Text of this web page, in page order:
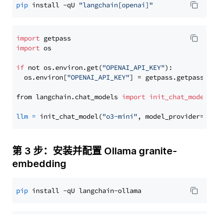
pip install -qU "langchain[openai]"
import
import os
if not os.environ.get("OPENAI_API_KEY"):
  os.environ[
"OPENAI_API_KEY"] = getpass.getpass(
from langchain.chat_models import init_chat_model
llm = init_chat_model("o3-mini" , model_provider=
第 3 步：安装并配置 Ollama granite-
embedding
pip